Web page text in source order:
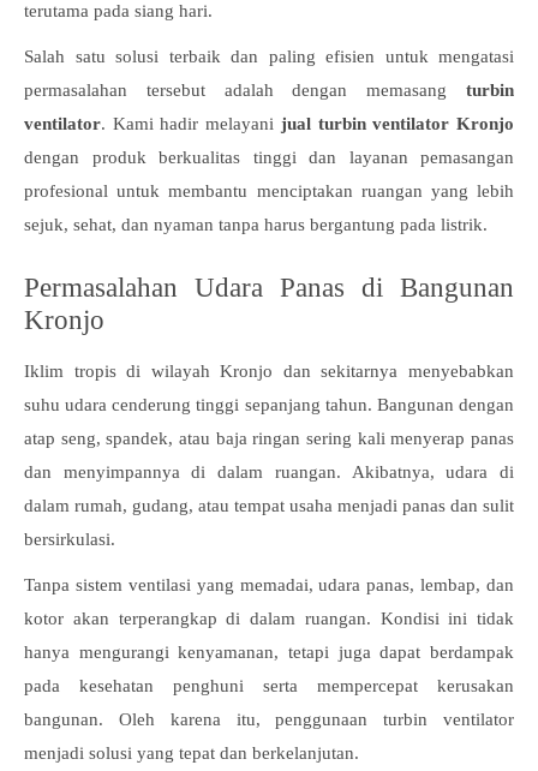
terutama pada siang hari.
Salah satu solusi terbaik dan paling efisien untuk mengatasi
permasalahan tersebut adalah dengan memasang turbin
ventilator. Kami hadir melayani jual turbin ventilator Kronjo
dengan produk berkualitas tinggi dan layanan pemasangan
profesional untuk membantu menciptakan ruangan yang lebih
sejuk, sehat, dan nyaman tanpa harus bergantung pada listrik.
Permasalahan Udara Panas di Bangunan
Kronjo
Iklim tropis di wilayah Kronjo dan sekitarnya menyebabkan
suhu udara cenderung tinggi sepanjang tahun. Bangunan dengan
atap seng, spandek, atau baja ringan sering kali menyerap panas
dan menyimpannya di dalam ruangan. Akibatnya, udara di
dalam rumah, gudang, atau tempat usaha menjadi panas dan sulit
bersirkulasi.
Tanpa sistem ventilasi yang memadai, udara panas, lembap, dan
kotor akan terperangkap di dalam ruangan. Kondisi ini tidak
hanya mengurangi kenyamanan, tetapi juga dapat berdampak
pada kesehatan penghuni serta mempercepat kerusakan
bangunan. Oleh karena itu, penggunaan turbin ventilator
menjadi solusi yang tepat dan berkelanjutan.